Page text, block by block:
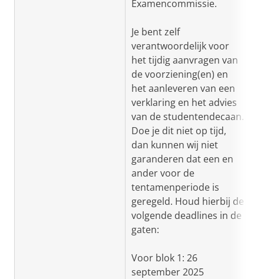
Examencommissie.
Je bent zelf
verantwoordelijk voor
het tijdig aanvragen van
de voorziening(en) en
het aanleveren van een
verklaring en het advies
van de studentendecaan.
Doe je dit niet op tijd,
dan kunnen wij niet
garanderen dat een en
ander voor de
tentamenperiode is
geregeld. Houd hierbij de
volgende deadlines in de
gaten:
Voor blok 1: 26
september 2025